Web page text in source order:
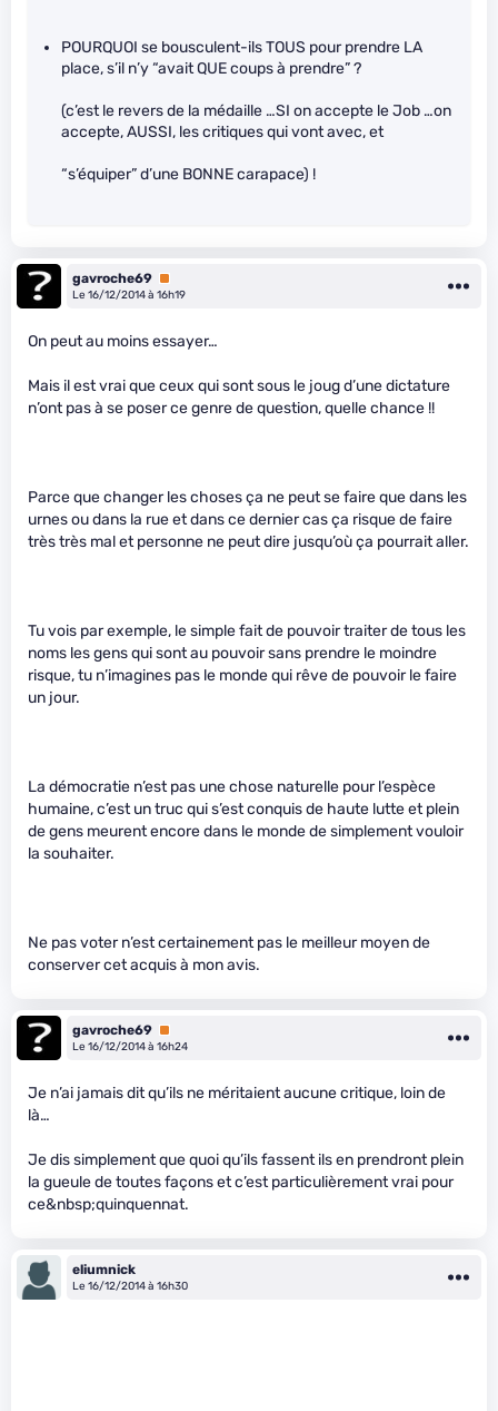
POURQUOI se bousculent-ils TOUS pour prendre LA
place, s’il n’y “avait QUE coups à prendre” ?
(c’est le revers de la médaille …SI on accepte le Job …on
accepte, AUSSI, les critiques qui vont avec, et
“s’équiper” d’une BONNE carapace) !
gavroche69 Premium
Le 16/12/2014 à 16h19
On peut au moins essayer…
Mais il est vrai que ceux qui sont sous le joug d’une dictature
n’ont pas à se poser ce genre de question, quelle chance !!
Parce que changer les choses ça ne peut se faire que dans les
urnes ou dans la rue et dans ce dernier cas ça risque de faire
très très mal et personne ne peut dire jusqu’où ça pourrait aller.
Tu vois par exemple, le simple fait de pouvoir traiter de tous les
noms les gens qui sont au pouvoir sans prendre le moindre
risque, tu n’imagines pas le monde qui rêve de pouvoir le faire
un jour.
La démocratie n’est pas une chose naturelle pour l’espèce
humaine, c’est un truc qui s’est conquis de haute lutte et plein
de gens meurent encore dans le monde de simplement vouloir
la souhaiter.
Ne pas voter n’est certainement pas le meilleur moyen de
conserver cet acquis à mon avis.
gavroche69 Premium
Le 16/12/2014 à 16h24
Je n’ai jamais dit qu’ils ne méritaient aucune critique, loin de
là…
Je dis simplement que quoi qu’ils fassent ils en prendront plein
la gueule de toutes façons et c’est particulièrement vrai pour
ce&nbsp;quinquennat.
eliumnick
Le 16/12/2014 à 16h30